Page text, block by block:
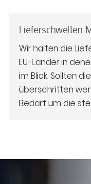
Lieferschwellen
Wir halten die
EU-Länder in
im Blick. Sollten
überschritten
Bedarf um die